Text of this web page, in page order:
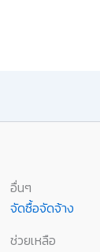
อื่นๆ
จัดซื้อจัดจ้าง
ช่วยเหลือ